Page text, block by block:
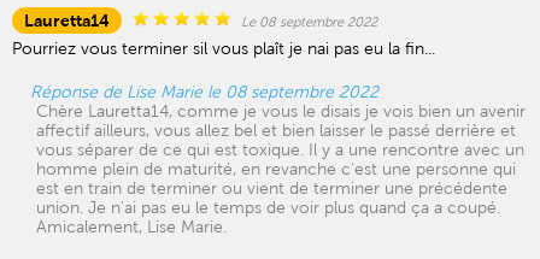
Lauretta14 Le 08 septembre 2022
Pourriez vous terminer sil vous plaît je nai pas eu la fin...
Réponse de Lise Marie le 08 septembre 2022
Chère Lauretta14, comme je vous le disais je vois bien un avenir
affectif ailleurs, vous allez bel et bien laisser le passé derrière et
vous séparer de ce qui est toxique. Il y a une rencontre avec un
homme plein de maturité, en revanche c'est une personne qui
est en train de terminer ou vient de terminer une précédente
union. Je n'ai pas eu le temps de voir plus quand ça a coupé.
Amicalement, Lise Marie.